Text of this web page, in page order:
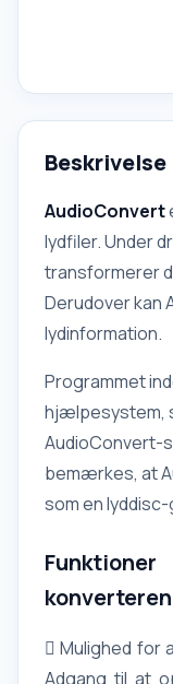
Beskrivelse
AudioConvert
lydfiler. Under
transformerer
Derudover kan
lydinformation.
Programmet
hjælpesystem,
AudioConvert-
bemærkes, at
som en
konverteren
 Mulighed for
Adgang til at